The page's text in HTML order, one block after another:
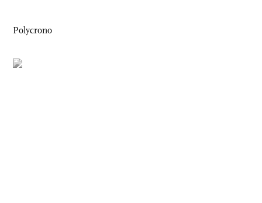
Polycrono